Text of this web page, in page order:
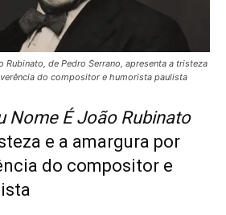
Rubinato, de Pedro Serrano, apresenta a tristeza
do compositor e humorista paulista
Nome É João Rubinato
e a amargura por
do compositor e